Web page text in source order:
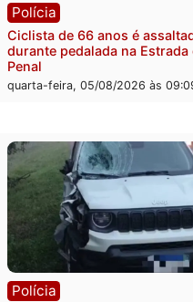
quarta-feira, 05/08/